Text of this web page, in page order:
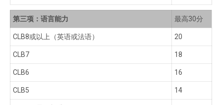
第三项：语言能力 最高30分
CLB8或以上（英语或法语） 20
CLB7 18
CLB6 16
CLB5 14